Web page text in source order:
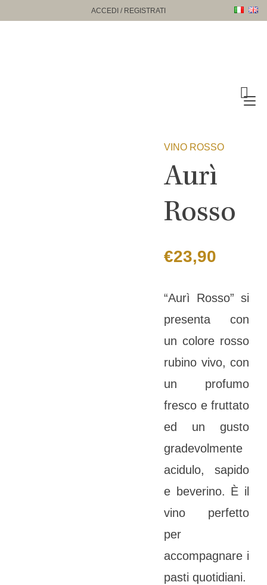
al
ACCEDI / REGISTRATI
VINO ROSSO
Aurì
Rosso
€23,90
“Aurì Rosso” si
presenta con
un colore rosso
rubino vivo, con
un profumo
fresco e fruttato
ed un gusto
gradevolmente
acidulo, sapido
e beverino. È il
vino perfetto
per
accompagnare i
pasti quotidiani.